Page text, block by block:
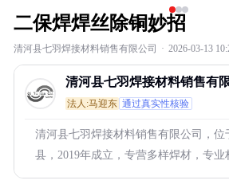
二保焊焊丝除铜妙招
清河县七羽焊接材料销售有限公司 · 2026-03-13
清河县七羽焊接材料销售有
司
法人:马迎东 通过真实性核验
清河县七羽焊接材料销售有限公司，位
县，2019年成立，专营多样焊材，专业